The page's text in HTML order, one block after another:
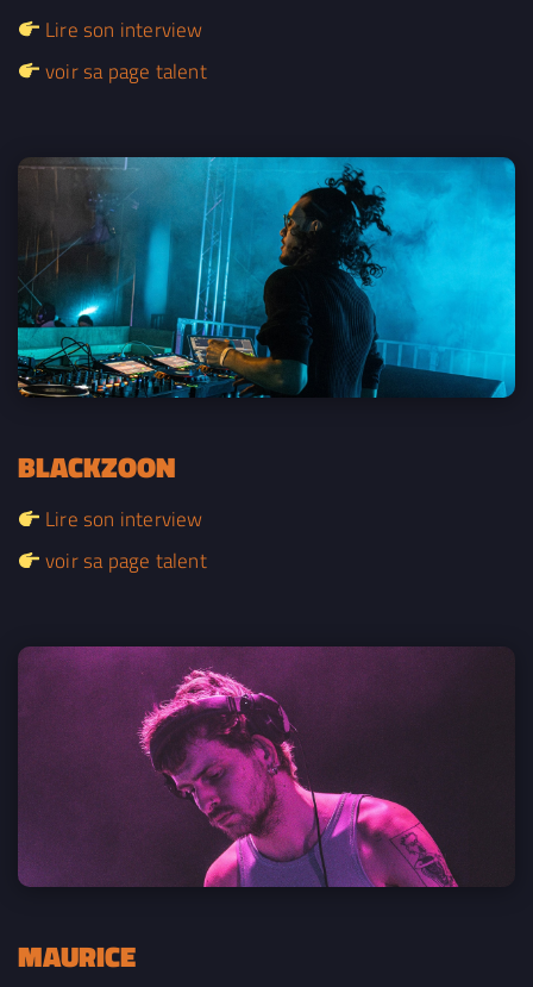
Lire son interview
voir sa page talent
BLACKZOON
Lire son interview
voir sa page talent
MAURICE